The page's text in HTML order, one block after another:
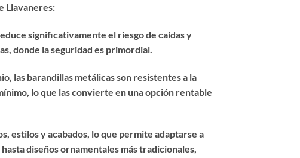
Llavaneres:
significativamente el riesgo de caídas y
donde la seguridad es primordial.
las barandillas metálicas son resistentes a la
lo que las convierte en una opción rentable
estilos y acabados, lo que permite adaptarse a
diseños ornamentales más tradicionales,